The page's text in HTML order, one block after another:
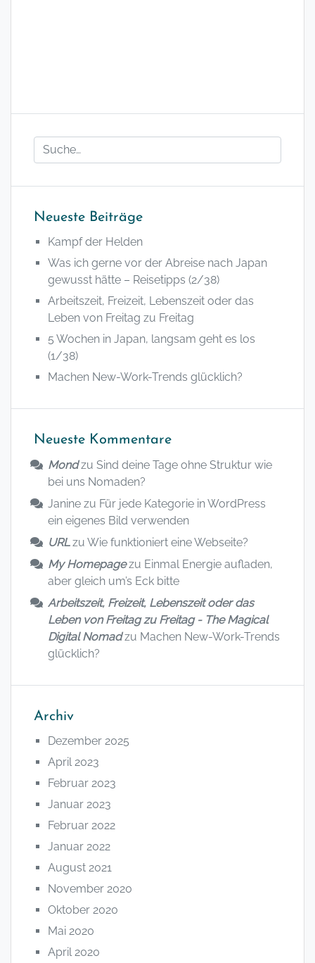
Neueste Beiträge
Kampf der Helden
Was ich gerne vor der Abreise nach Japan
gewusst hätte – Reisetipps (2/38)
Arbeitszeit, Freizeit, Lebenszeit oder das
Leben von Freitag zu Freitag
5 Wochen in Japan, langsam geht es los
(1/38)
Machen New-Work-Trends glücklich?
Neueste Kommentare
Mondzu Sind deine Tage ohne Struktur wie
bei uns Nomaden?
Janine zu Für jede Kategorie in WordPress
ein eigenes Bild verwenden
URLzu Wie funktioniert eine Webseite?
My Homepagezu Einmal Energie aufladen,
aber gleich um’s Eck bitte
Arbeitszeit, Freizeit, Lebenszeit oder das
Leben von Freitag zu Freitag - The Magical
Digital Nomadzu Machen New-Work-Trends
glücklich?
Archiv
Dezember 2025
April 2023
Februar 2023
Januar 2023
Februar 2022
Januar 2022
August 2021
November 2020
Oktober 2020
Mai 2020
April 2020